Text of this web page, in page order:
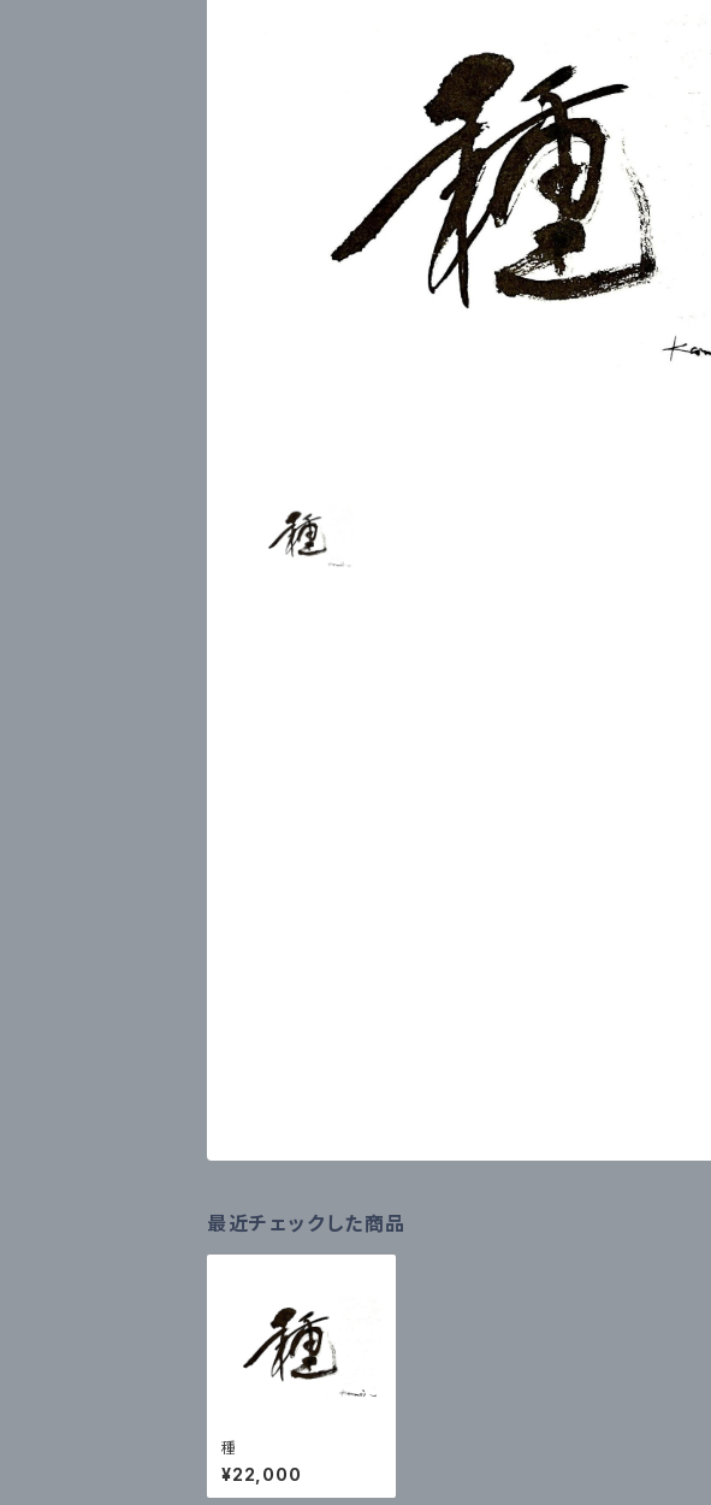
最近チェックした商品
種
¥22,000